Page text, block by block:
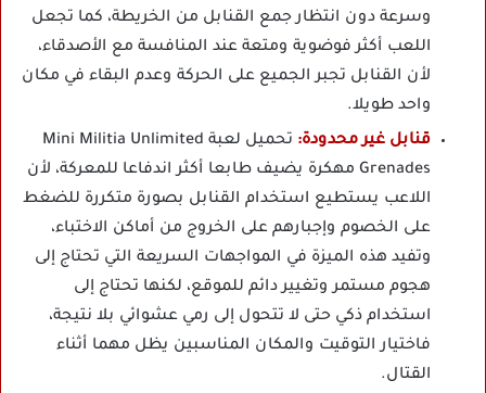
وسرعة دون انتظار جمع القنابل من الخريطة، كما تجعل
اللعب أكثر فوضوية ومتعة عند المنافسة مع الأصدقاء،
لأن القنابل تجبر الجميع على الحركة وعدم البقاء في مكان
واحد طويلا.
قنابل غير محدودة:
تحميل لعبة Mini Militia Unlimited
Grenades مهكرة يضيف طابعا أكثر اندفاعا للمعركة، لأن
اللاعب يستطيع استخدام القنابل بصورة متكررة للضغط
على الخصوم وإجبارهم على الخروج من أماكن الاختباء،
وتفيد هذه الميزة في المواجهات السريعة التي تحتاج إلى
هجوم مستمر وتغيير دائم للموقع، لكنها تحتاج إلى
استخدام ذكي حتى لا تتحول إلى رمي عشوائي بلا نتيجة،
فاختيار التوقيت والمكان المناسبين يظل مهما أثناء
القتال.